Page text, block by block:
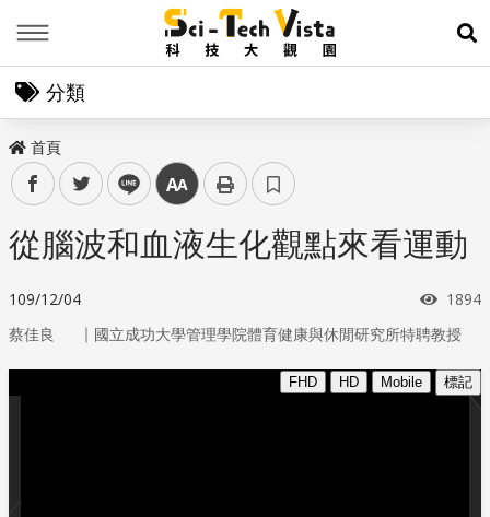
展
分類
首頁
facebooktwitter line 中
從腦波和血液生化觀點來看運動
109/12/04 瀏覽
1894
蔡佳良 ｜ 國立成功大學管理學院體育健康與休閒研究所特聘教授